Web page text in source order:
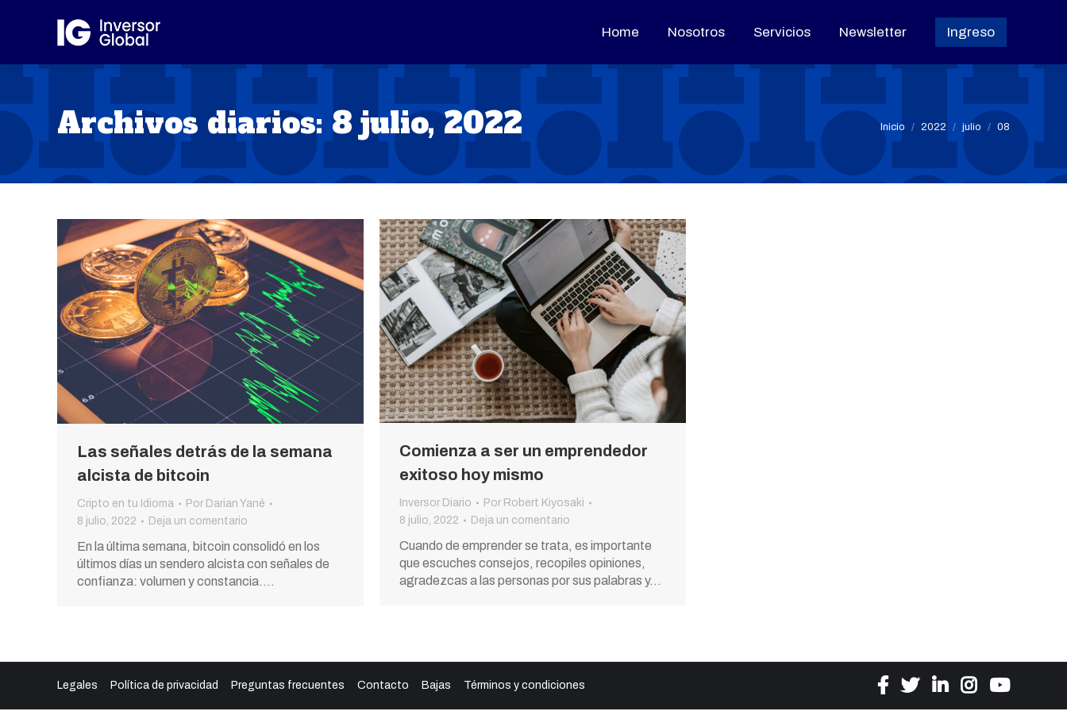
Home Nosotros Servicios Newsletter Ingreso
Archivos diarios: 8 julio, 2022 Estás aquí:
Inicio 2022 julio 08
Las señales detrás de la semana
alcista de bitcoin
Cripto en tu Idioma Por Darian Yané
8 julio, 2022
Deja un comentario
En la última semana, bitcoin consolidó en los
últimos días un sendero alcista con señales de
confianza: volumen y constancia.…
Comienza a ser un emprendedor
exitoso hoy mismo
Inversor Diario Por Robert Kiyosaki
8 julio, 2022
Deja un comentario
Cuando de emprender se trata, es importante
que escuches consejos, recopiles opiniones,
agradezcas a las personas por sus palabras y…
Legales Política de privacidad Preguntas frecuentes Contacto Bajas Términos y condiciones
Home Nosotros Servicios Newsletter Ingreso